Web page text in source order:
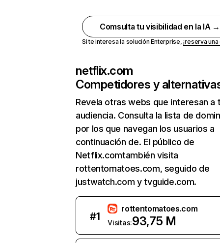
Comsulta tu visibilidad en la IA →
Si te interesa la solución Enterprise,¡reserva
netflix.com
Competidores y
Revela otras webs que interesan a
audiencia. Consulta la lista de
por los que navegan los usuarios a
continuación de. El público de
Netflix.comtambién visita
rottentomatoes.com, seguido de
justwatch.com y tvguide.com.
#1
rottentomatoes.com
Visitas:93,75 M